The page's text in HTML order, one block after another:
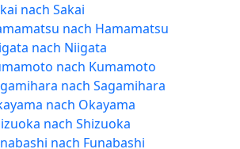
nach Sakai
nach Hamamatsu
nach Niigata
nach Kumamoto
nach Sagamihara
nach Okayama
nach Shizuoka
nach Funabashi